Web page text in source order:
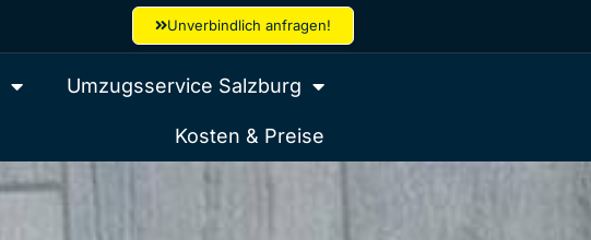
Unverbindlich anfragen!
Umzugsservice Salzburg
Kosten & Preise